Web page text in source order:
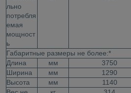
льно
потребля
емая
мощност
ь
Габаритные размеры не более:*
Длина
мм
3750
Ширина
мм
1290
Высота
мм
1140